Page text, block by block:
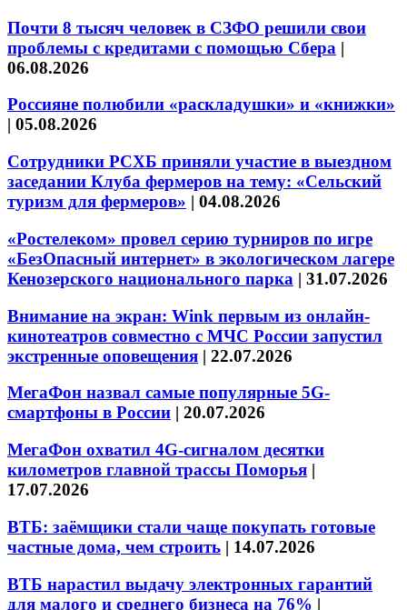
Почти 8 тысяч человек в СЗФО решили свои
проблемы с кредитами с помощью Сбера |
06.08.2026
Россияне полюбили «раскладушки» и «книжки»
| 05.08.2026
Сотрудники РСХБ приняли участие в выездном
заседании Клуба фермеров на тему: «Сельский
туризм для фермеров» | 04.08.2026
«Ростелеком» провел серию турниров по игре
«БезОпасный интернет» в экологическом лагере
Кенозерского национального парка | 31.07.2026
Внимание на экран: Wink первым из онлайн-
кинотеатров совместно с МЧС России запустил
экстренные оповещения | 22.07.2026
МегаФон назвал самые популярные 5G-
смартфоны в России | 20.07.2026
МегаФон охватил 4G-сигналом десятки
километров главной трассы Поморья |
17.07.2026
ВТБ: заёмщики стали чаще покупать готовые
частные дома, чем строить | 14.07.2026
ВТБ нарастил выдачу электронных гарантий
для малого и среднего бизнеса на 76% |